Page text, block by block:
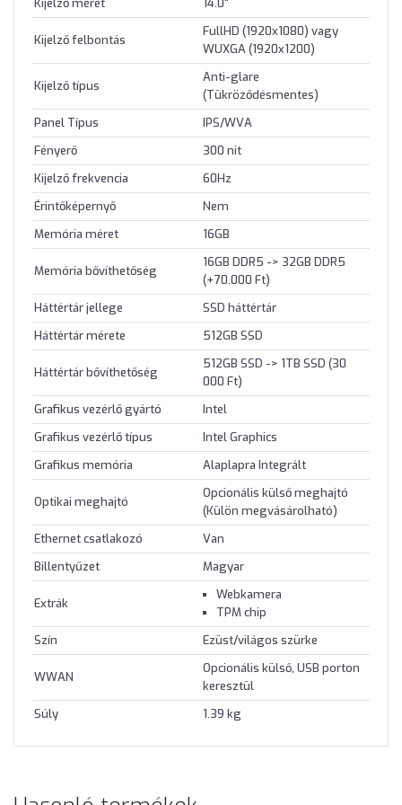
Kijelző felbontás
FullHD (1920x1080) vagy
WUXGA (1920x1200)
Kijelző típus
Anti-glare
(Tükröződésmentes)
Panel Típus
IPS/WVA
Fényerő
300 nit
Kijelző frekvencia
60Hz
Érintőképernyő
Nem
Memória méret
16GB
Memória bővíthetőség
16GB DDR5 -> 32GB DDR5
(+70.000 Ft)
Háttértár jellege
SSD háttértár
Háttértár mérete
512GB SSD
Háttértár bővíthetőség
512GB SSD -> 1TB SSD (30
000 Ft)
Grafikus vezérlő gyártó
Intel
Grafikus vezérlő típus
Intel Graphics
Grafikus memória
Alaplapra Integrált
Optikai meghajtó
Opcionális külső meghajtó
(Külön megvásárolható)
Ethernet csatlakozó
Van
Billentyűzet
Magyar
Extrák
Webkamera
TPM chip
Szín
Ezüst/világos szürke
WWAN
Opcionális külső, USB porton
keresztül
Súly
1.39 kg